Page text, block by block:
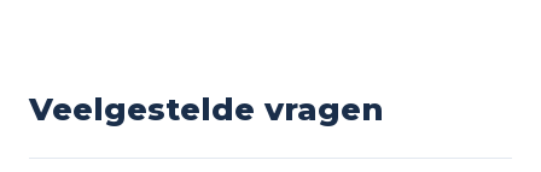
Veelgestelde vragen